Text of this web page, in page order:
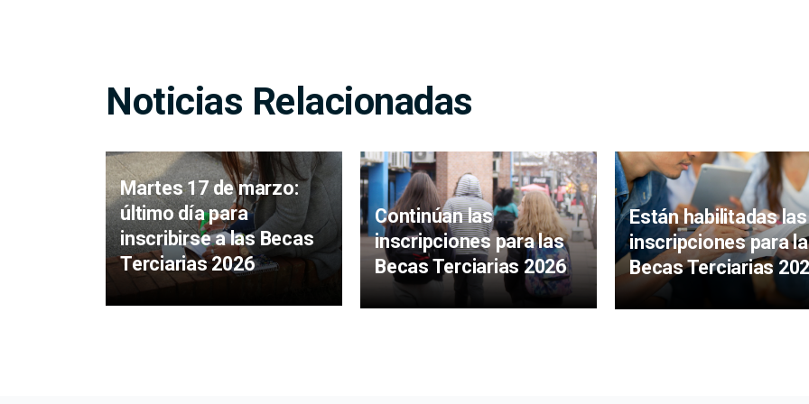
Noticias Relacionadas
Martes 17 de marzo:
último día para
inscribirse a las Becas
Terciarias 2026
Continúan las
inscripciones para las
Becas Terciarias 2026
Están habilitadas las
inscripciones para
Becas Terciarias